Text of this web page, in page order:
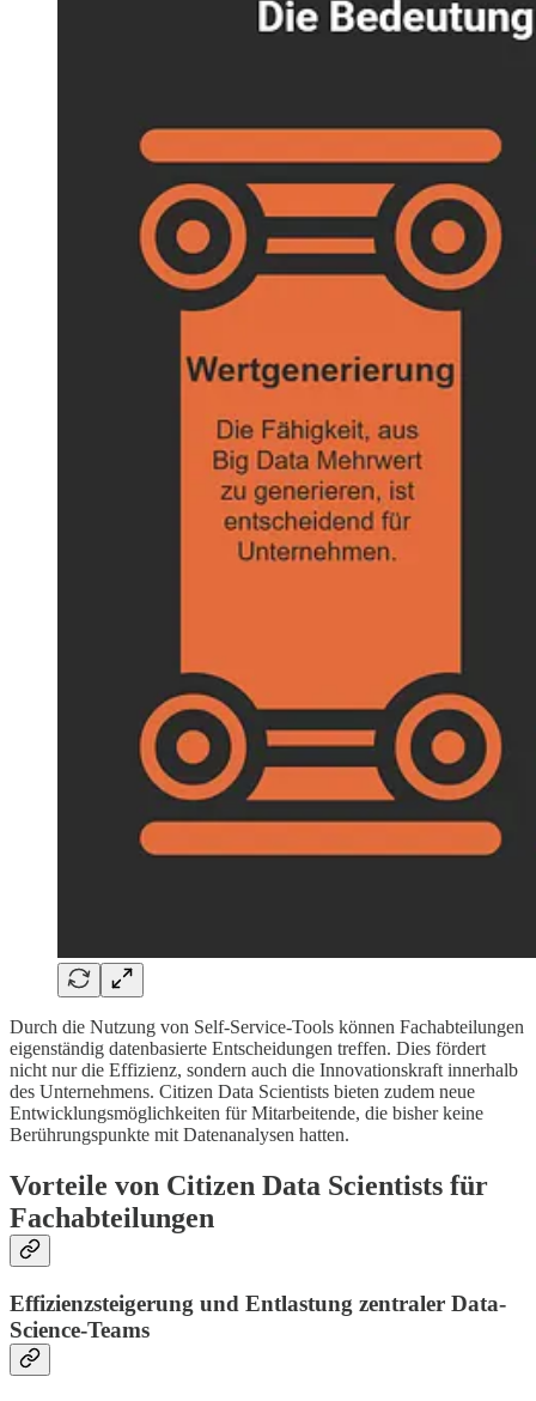
Durch die Nutzung von Self-Service-Tools können Fachabteilungen
eigenständig datenbasierte Entscheidungen treffen. Dies fördert
nicht nur die Effizienz, sondern auch die Innovationskraft innerhalb
des Unternehmens. Citizen Data Scientists bieten zudem neue
Entwicklungsmöglichkeiten für Mitarbeitende, die bisher keine
Berührungspunkte mit Datenanalysen hatten.
Vorteile von Citizen Data Scientists für
Fachabteilungen
Effizienzsteigerung und Entlastung zentraler Data-
Science-Teams